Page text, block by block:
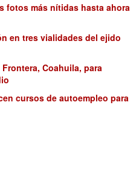
fotos más nítidas hasta ahora
en tres vialidades del ejido
Coahuila, para
cursos de autoempleo para